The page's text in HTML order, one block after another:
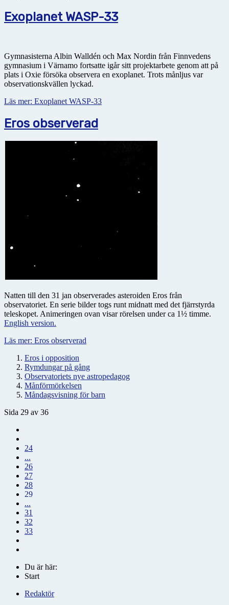
Exoplanet WASP-33
Gymnasisterna Albin Walldén och Max Nordin från Finnvedens
gymnasium i Värnamo fortsatte igår sitt projektarbete genom att på
plats i Oxie försöka observera en exoplanet. Trots månljus var
observationskvällen lyckad.
Läs mer: Exoplanet WASP-33
Eros observerad
Natten till den 31 jan observerades asteroiden Eros från
observatoriet. En serie bilder togs runt midnatt med det fjärrstyrda
teleskopet. Animeringen ovan visar rörelsen under ca 1½ timme.
English version.
Läs mer: Eros observerad
Eros i opposition
Rymdungar på gång
Observatoriets nye astropedagog
Månförmörkelsen
Måndagsvisning för barn
Sida 29 av 36
24
...
26
27
28
29
...
31
32
33
Du är här:
Start
Redaktör